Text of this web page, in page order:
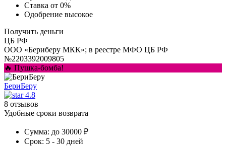
Ставка от 0%
Одобрение высокое
Получить деньги
ЦБ РФ
ООО «Бериберу МКК»; в реестре МФО ЦБ РФ
№2203392009805
🔥 Пушка-бомба!
БериБеру
4.8
8 отзывов
Удобные сроки возврата
Сумма: до 30000 ₽
Срок: 5 - 30 дней